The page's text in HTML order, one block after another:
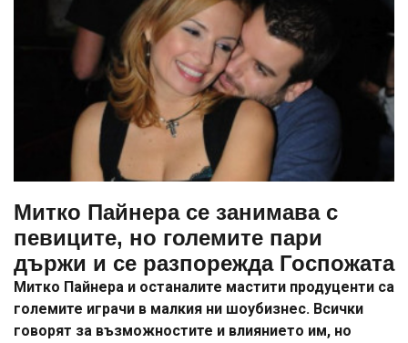
Митко Пайнера се занимава с
певиците, но големите пари
държи и се разпорежда Госпожата
Митко Пайнера и останалите мастити продуценти са
големите играчи в малкия ни шоубизнес. Всички
говорят за възможностите и влиянието им, но